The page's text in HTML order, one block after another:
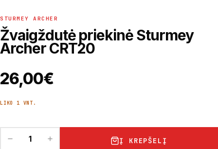
STURMEY ARCHER
Žvaigždutė priekinė Sturmey
Archer CRT20
26,00€
LIKO 1 VNT.
Į KREPŠELĮ